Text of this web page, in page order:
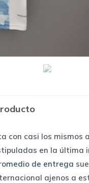
con casi los mismos
en la última
de entrega
ajenos a